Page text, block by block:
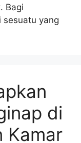
Bagi
yang
di
Kamar